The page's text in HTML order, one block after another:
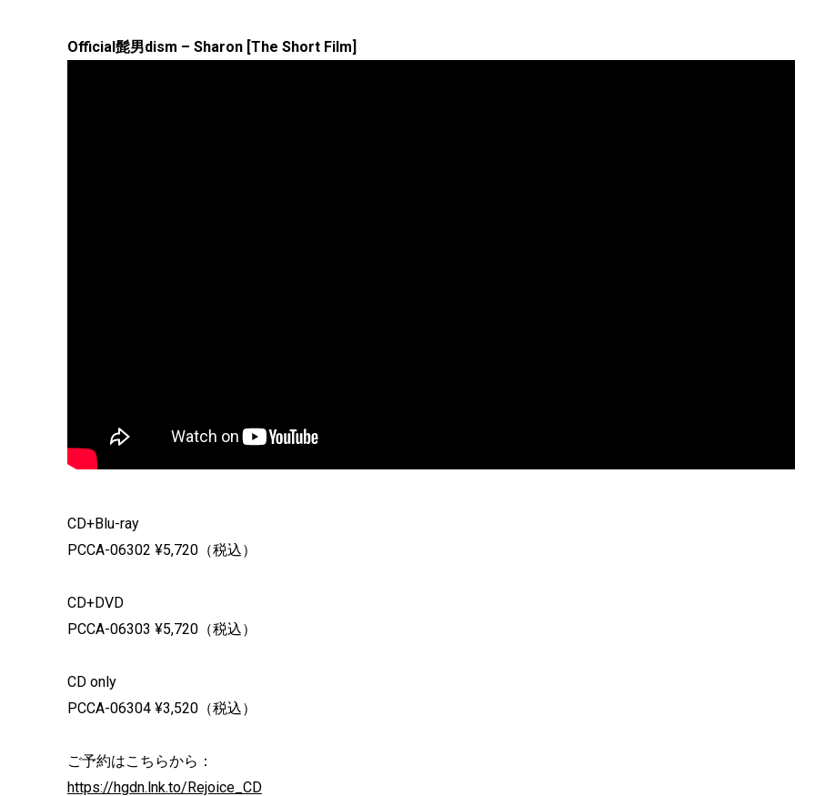
Official髭男dism – Sharon [The Short Film]
CD+Blu-ray
PCCA-06302 ¥5,720（税込）
CD+DVD
PCCA-06303 ¥5,720（税込）
CD only
PCCA-06304 ¥3,520（税込）
ご予約はこちらから：
https://hgdn.lnk.to/Rejoice_CD